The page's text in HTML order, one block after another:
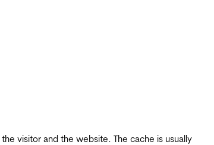
visitor and the website. The cache is usually